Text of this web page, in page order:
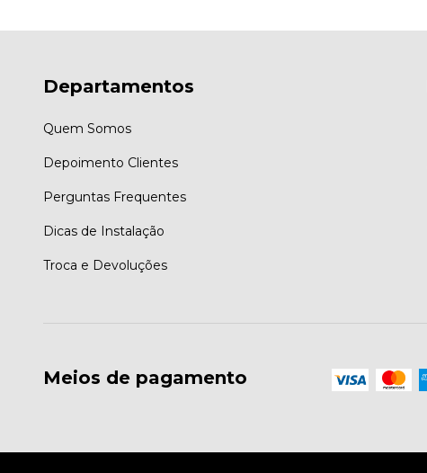
Departamentos
Quem Somos
Depoimento Clientes
Perguntas Frequentes
Dicas de Instalação
Troca e Devoluções
Meios de pagamento